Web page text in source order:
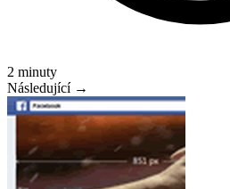
2 minuty
Následující →